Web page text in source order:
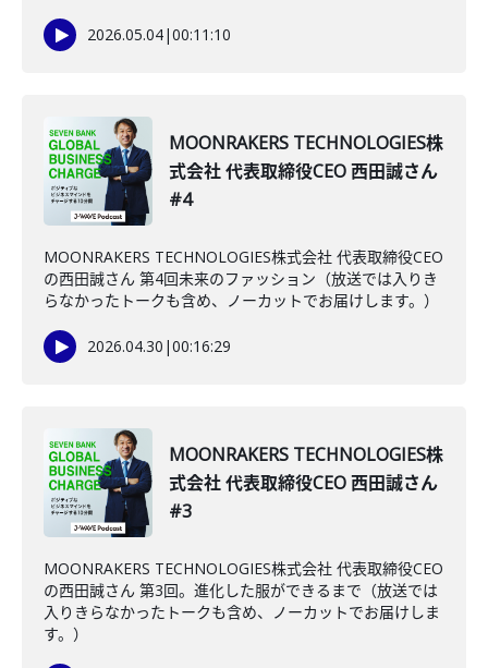
2026.05.04|00:11:10
MOONRAKERS TECHNOLOGIES株
式会社 代表取締役CEO 西田誠さん
#4
MOONRAKERS TECHNOLOGIES株式会社 代表取締役CEO
の西田誠さん 第4回未来のファッション（放送では入りき
らなかったトークも含め、ノーカットでお届けします。）
2026.04.30 |00:16:29
MOONRAKERS TECHNOLOGIES株
式会社 代表取締役CEO 西田誠さん
#3
MOONRAKERS TECHNOLOGIES株式会社 代表取締役CEO
の西田誠さん 第3回。進化した服ができるまで（放送では
入りきらなかったトークも含め、ノーカットでお届けしま
す。）